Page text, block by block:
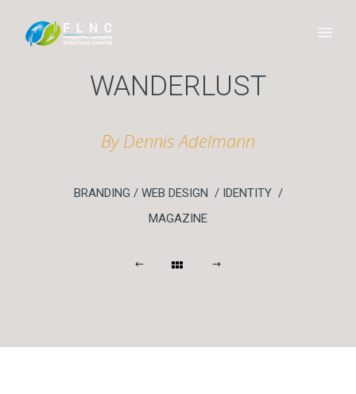
WANDERLUST
By Dennis Adelmann
BRANDING / WEB DESIGN / IDENTITY /
MAGAZINE